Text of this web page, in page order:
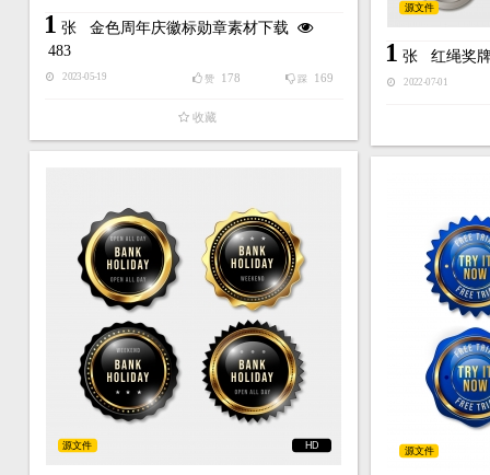
1 张金色周年庆徽标勋章素材下载
483
2023-05-19 踩 169
赞 178
收藏
源文件
1 张红绳奖
2022-07-01
HD
源文件
源文件